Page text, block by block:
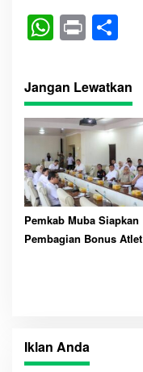
W
ts
A
pp
Pr
t re
Jangan Lewatkan
Pemkab Muba Siapkan
Pembagian Bonus Atlet
Iklan Anda